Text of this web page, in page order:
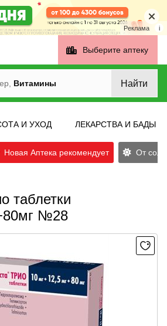
Реклама i
Выберите аптеку
Витамины Найти
И УХОД ЛЕКАРСТВА И БАДЫ
Новая Аптека рекомендует От
таблетки
№28